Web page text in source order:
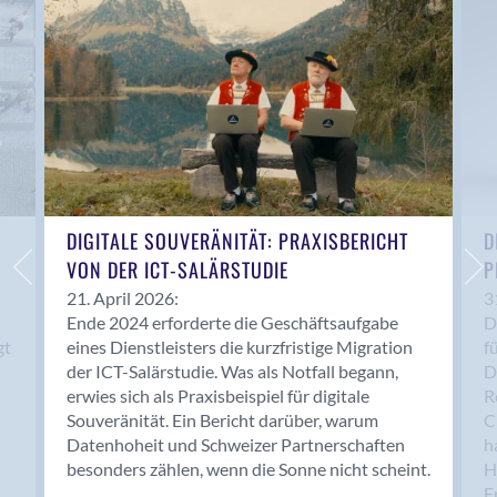
Anwil
Appenzell
Au SG
Baar
Baden
Balsthal
Balzers
Basel
Bassersdorf
Belp
Bendern
Benken (SG)
Bergdietikon
Berlin
Bern
Bern - Liebefeld
DIGITALE SOUVERÄNITÄT: PRAXISBERICHT
VON DER ICT-SALÄRSTUDIE
21. April 2026:
Ende 2024 erforderte die Geschäftsaufgabe
eines Dienstleisters die kurzfristige Migration
der ICT-Salärstudie. Was als Notfall begann,
erwies sich als Praxisbeispiel für digitale
Souveränität. Ein Bericht darüber, warum
Datenhoheit und Schweizer Partnerschaften
besonders zählen, wenn die Sonne nicht scheint.